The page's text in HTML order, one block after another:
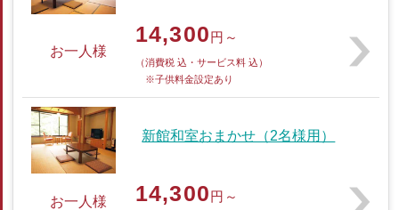
お一人様
14,300円～
（消費税 込・サービス料 込）
※子供料金設定あり
新館和室おまかせ（2名様用）
お一人様 14,300円～